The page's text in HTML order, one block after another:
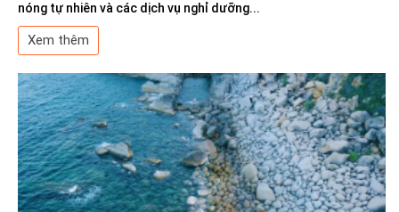
nóng tự nhiên và các dịch vụ nghỉ dưỡng...
Xem thêm